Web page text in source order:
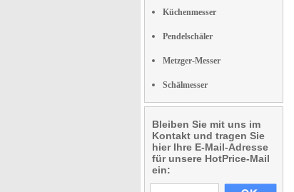
Küchenmesser
Pendelschäler
Metzger-Messer
Schälmesser
Bleiben Sie mit uns im
Kontakt und tragen Sie
hier Ihre E-Mail-Adresse
für unsere HotPrice-Mail
ein: